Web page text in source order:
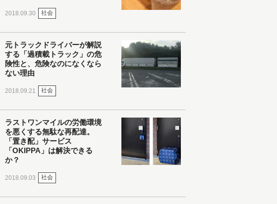
2018.09.30 社会
元トラックドライバーが解説
する「過積載トラック」の危
険性と、危険なのになくなら
ない理由
2018.09.21 社会
ラストワンマイルの労働環境
を悪くする無駄な再配達。
「置き配」サービス
「OKIPPA」は解決できる
か？
2018.09.03 社会